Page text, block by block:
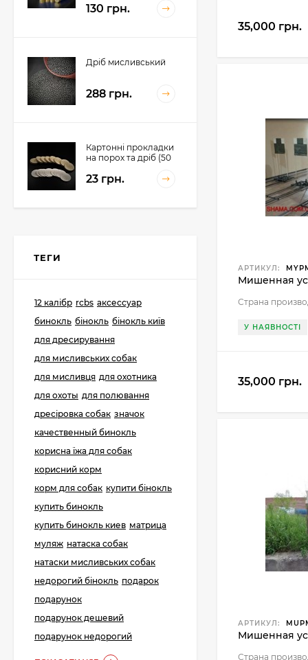
35,000 грн.
АРТИКУЛ:
Мишенная
Страна
У НАЯВНОСТІ
35,000 грн.
АРТИКУЛ:
Мишенная
Страна
130 грн.
Дріб мисливський
288 грн.
Картонні прокладки
на порох та дріб (50
на дріб)
23 грн.
12К Пиж-контейнер
32 (Сільвер) 32 гр, h-
42mm (100 шт)
225 грн.
198 грн.
Гільза б/в 12К та 20К
стріляна зі стенду
130 грн.
Дріб мисливський
на порох та дріб (50
ТЕГИ
12 калібр rcbs аксессуар
бинокль бінокль бінокль київ
для дресирування
для мисливських собак
для мисливця для охотника
для охоты для полювання
дресіровка собак значок
качественный бинокль
корисна їжа для собак
корисний корм
корм для собак купити бінокль
купить бинокль
купить бинокль киев матрица
муляж натаска собак
натаски мисливських собак
недорогий бінокль подарок
подарунок
подарунок дешевий
подарунок недорогий